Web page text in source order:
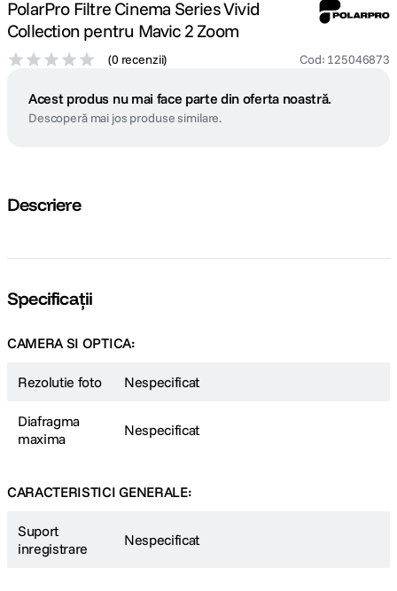
PolarPro Filtre Cinema Series Vivid
Collection pentru Mavic 2 Zoom
(0 recenzii) Cod: 125046873
Acest produs nu mai face parte din oferta noastră.
Descoperă mai jos produse similare.
Descriere
Specificații
CAMERA SI OPTICA:
Rezolutie foto Nespecificat
Diafragma
maxima
Nespecificat
CARACTERISTICI GENERALE:
Suport
inregistrare
Nespecificat